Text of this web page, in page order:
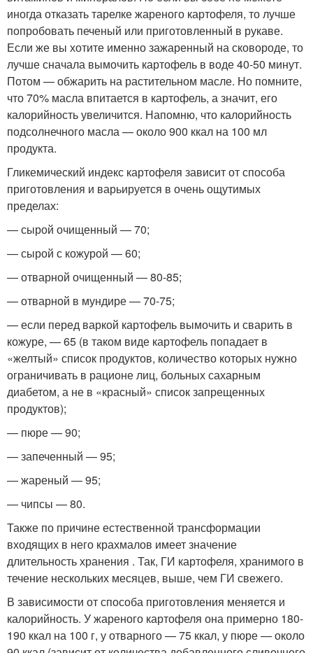
иногда отказать тарелке жареного картофеля, то лучше
попробовать печеный или приготовленный в рукаве.
Если же вы хотите именно зажаренный на сковороде, то
лучше сначала вымочить картофель в воде 40-50 минут.
Потом — обжарить на растительном масле. Но помните,
что 70% масла впитается в картофель, а значит, его
калорийность увеличится. Напомню, что калорийность
подсолнечного масла — около 900 ккал на 100 мл
продукта.
Гликемический индекс картофеля зависит от способа
приготовления и варьируется в очень ощутимых
пределах:
— сырой очищенный — 70;
— сырой с кожурой — 60;
— отварной очищенный — 80-85;
— отварной в мундире — 70-75;
— если перед варкой картофель вымочить и сварить в
кожуре, — 65 (в таком виде картофель попадает в
«желтый» список продуктов, количество которых нужно
ограничивать в рационе лиц, больных сахарным
диабетом, а не в «красный» список запрещенных
продуктов);
— пюре — 90;
— запеченный — 95;
— жареный — 95;
— чипсы — 80.
Также по причине естественной трансформации
входящих в него крахмалов имеет значение
длительность хранения . Так, ГИ картофеля, хранимого в
течение нескольких месяцев, выше, чем ГИ свежего.
В зависимости от способа приготовления меняется и
калорийность. У жареного картофеля она примерно 180-
190 ккал на 100 г, у отварного — 75 ккал, у пюре — около